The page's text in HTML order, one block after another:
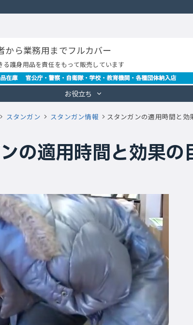
から業務用までフルカバー
る護身用品を責任をもって販売しています
お役立ち
スタンガン スタンガン情報 スタンガンの適用時間と効
の適用時間と効果の